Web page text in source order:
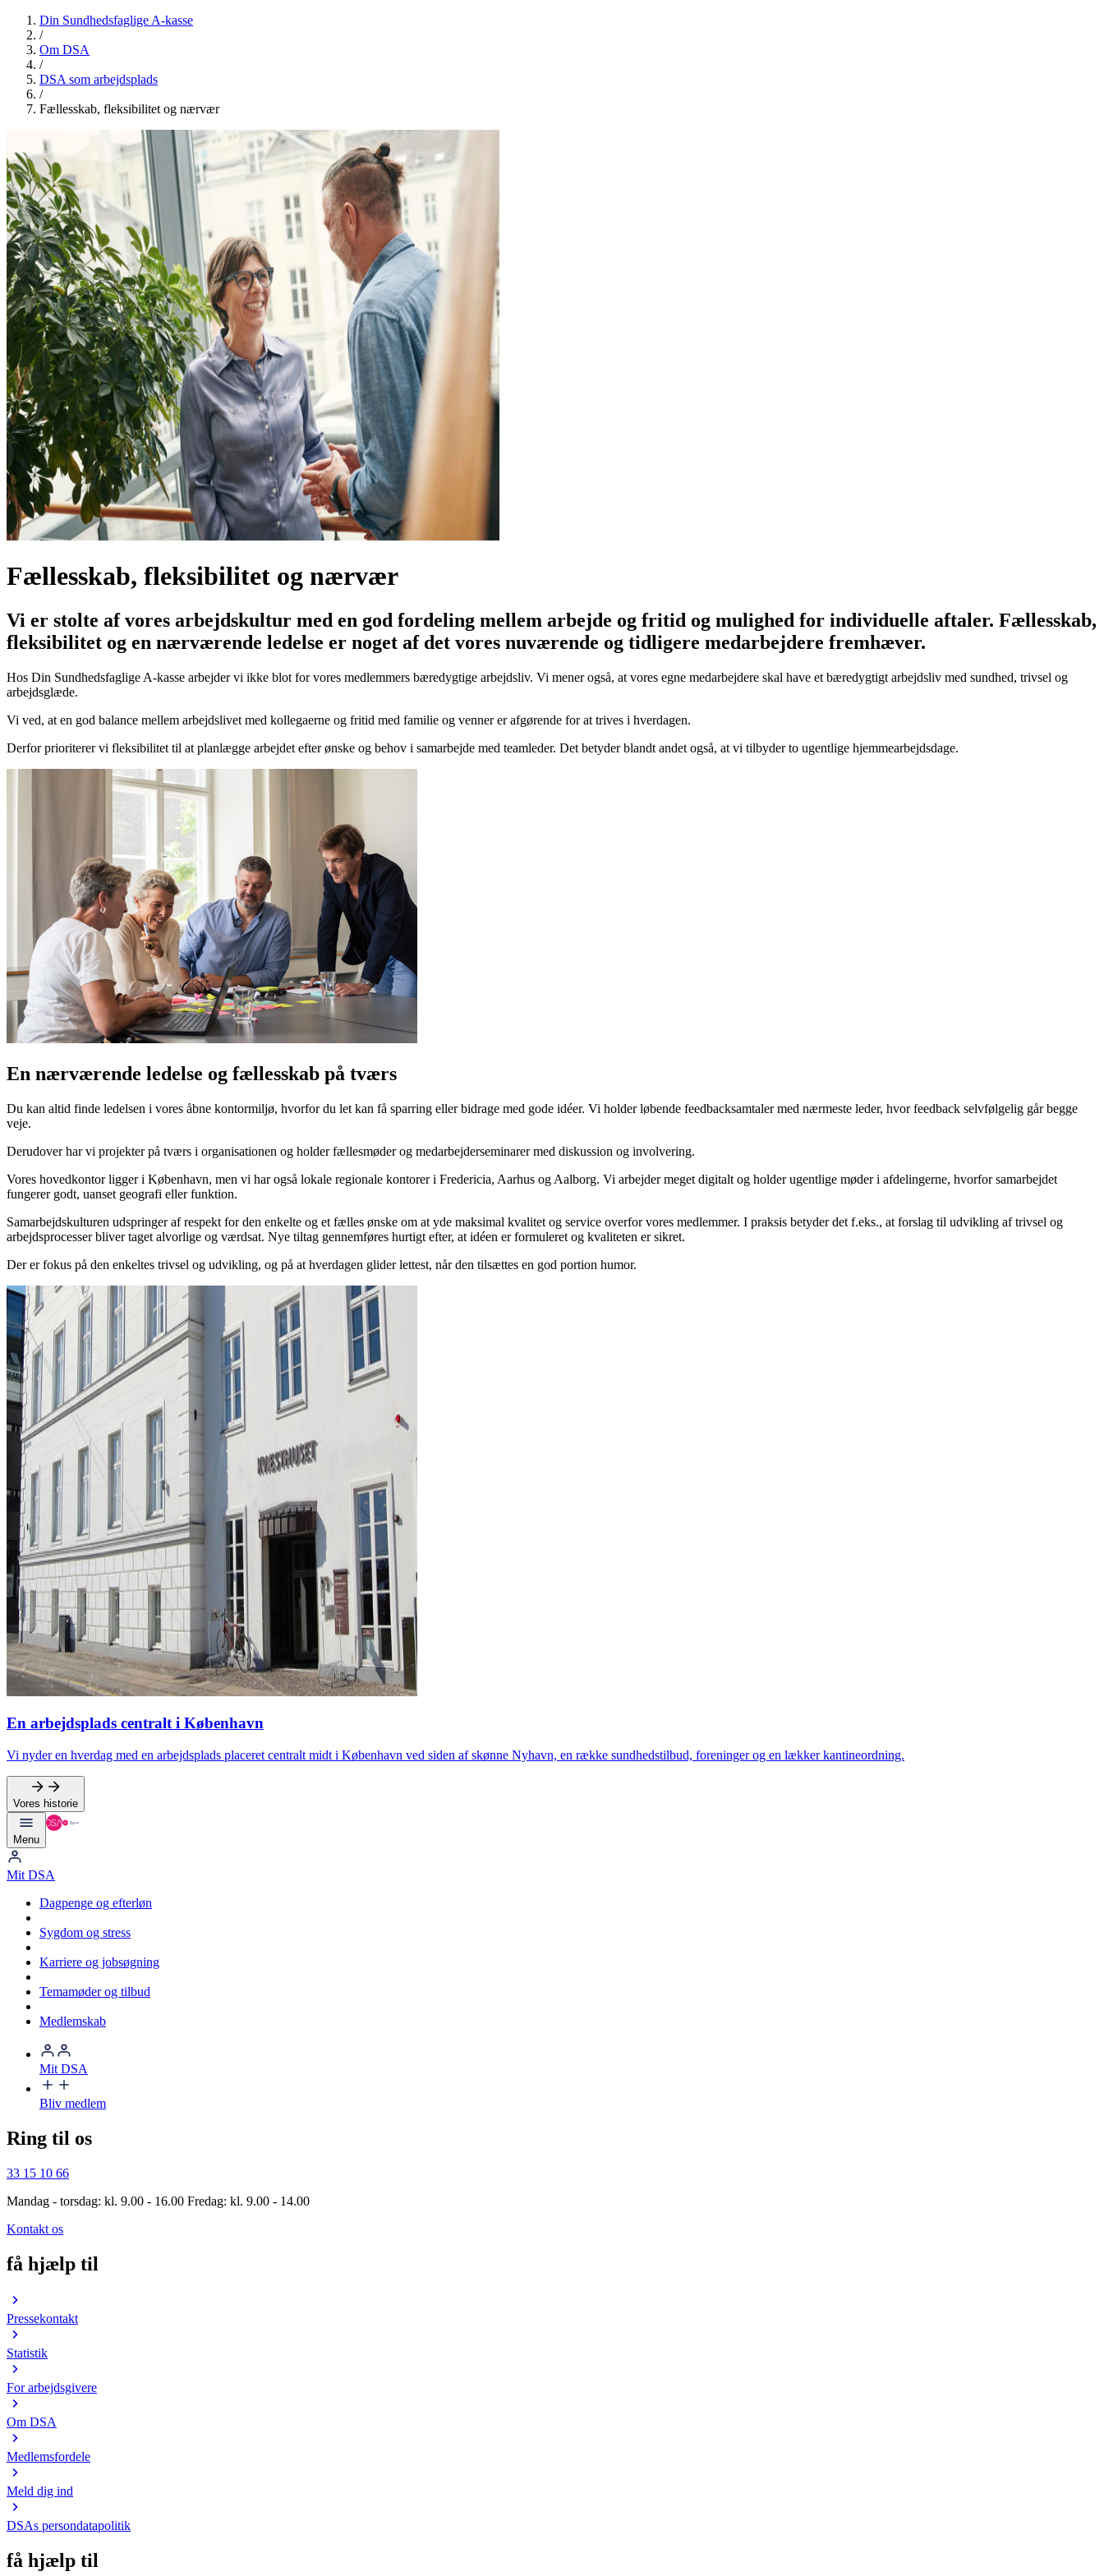
Din Sundhedsfaglige A-kasse
/
Om DSA
/
DSA som arbejdsplads
/
Fællesskab, fleksibilitet og nærvær
Fællesskab, fleksibilitet og nærvær
Vi er stolte af vores arbejdskultur med en god fordeling mellem arbejde og fritid og mulighed for individuelle aftaler. Fællesskab,
fleksibilitet og en nærværende ledelse er noget af det vores nuværende og tidligere medarbejdere fremhæver.
Hos Din Sundhedsfaglige A-kasse arbejder vi ikke blot for vores medlemmers bæredygtige arbejdsliv. Vi mener også, at vores egne medarbejdere skal have et bæredygtigt arbejdsliv med sundhed, trivsel og
arbejdsglæde.
Vi ved, at en god balance mellem arbejdslivet med kollegaerne og fritid med familie og venner er afgørende for at trives i hverdagen.
Derfor prioriterer vi fleksibilitet til at planlægge arbejdet efter ønske og behov i samarbejde med teamleder. Det betyder blandt andet også, at vi tilbyder to ugentlige hjemmearbejdsdage.
En nærværende ledelse og fællesskab på tværs
Du kan altid finde ledelsen i vores åbne kontormiljø, hvorfor du let kan få sparring eller bidrage med gode idéer. Vi holder løbende feedbacksamtaler med nærmeste leder, hvor feedback selvfølgelig går begge
veje.
Derudover har vi projekter på tværs i organisationen og holder fællesmøder og medarbejderseminarer med diskussion og involvering.
Vores hovedkontor ligger i København, men vi har også lokale regionale kontorer i Fredericia, Aarhus og Aalborg. Vi arbejder meget digitalt og holder ugentlige møder i afdelingerne, hvorfor samarbejdet
fungerer godt, uanset geografi eller funktion.
Samarbejdskulturen udspringer af respekt for den enkelte og et fælles ønske om at yde maksimal kvalitet og service overfor vores medlemmer. I praksis betyder det f.eks., at forslag til udvikling af trivsel og
arbejdsprocesser bliver taget alvorlige og værdsat. Nye tiltag gennemføres hurtigt efter, at idéen er formuleret og kvaliteten er sikret.
Der er fokus på den enkeltes trivsel og udvikling, og på at hverdagen glider lettest, når den tilsættes en god portion humor.
En arbejdsplads centralt i København
Vi nyder en hverdag med en arbejdsplads placeret centralt midt i København ved siden af skønne Nyhavn, en række sundhedstilbud, foreninger og en lækker kantineordning.
Vores historie
Menu
Mit DSA
Dagpenge og efterløn
Sygdom og stress
Karriere og jobsøgning
Temamøder og tilbud
Medlemskab
Mit DSA
Bliv medlem
Ring til os
33 15 10 66
Mandag - torsdag: kl. 9.00 - 16.00 Fredag: kl. 9.00 - 14.00
Kontakt os
få hjælp til
Pressekontakt
Statistik
For arbejdsgivere
Om DSA
Medlemsfordele
Meld dig ind
DSAs persondatapolitik
få hjælp til